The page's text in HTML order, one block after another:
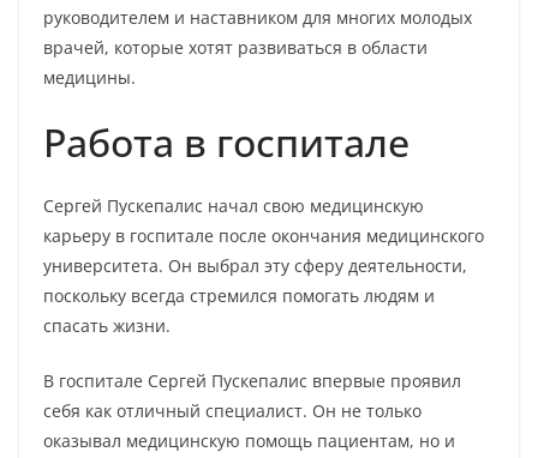
руководителем и наставником для многих молодых
врачей, которые хотят развиваться в области
медицины.
Работа в госпитале
Сергей Пускепалис начал свою медицинскую
карьеру в госпитале после окончания медицинского
университета. Он выбрал эту сферу деятельности,
поскольку всегда стремился помогать людям и
спасать жизни.
В госпитале Сергей Пускепалис впервые проявил
себя как отличный специалист. Он не только
оказывал медицинскую помощь пациентам, но и